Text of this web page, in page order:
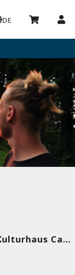
DE
09.07.22 in Friedrichshafen, Kulturhaus Caserne Innenhof